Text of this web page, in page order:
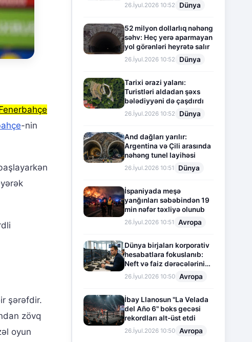
-nin
şərəfdir.
zövq
oyun
26.İyul.2026 10:52 Dünya
52 milyon dollarlıq nəhəng
səhv: Heç yerə aparmayan
yol görənləri heyrətə salır
26.İyul.2026 10:52 Dünya
Tarixi ərazi yalanı:
Turistləri aldadan şəxs
bələdiyyəni də çaşdırdı
26.İyul.2026 10:52 Dünya
And dağları yarılır:
Argentina və Çili arasında
nəhəng tunel layihəsi
26.İyul.2026 10:51 Dünya
İspaniyada meşə
yanğınları səbəbindən 19
min nəfər təxliyə olunub
26.İyul.2026 10:51 Avropa
Dünya birjaları korporativ
hesabatlara fokuslanıb:
Neft və faiz dərəcələrinin
təsiri altında cari vəziyyət
26.İyul.2026 10:50 Avropa
İbay Llanosun "La Velada
del Año 6" boks gecəsi
rekordları alt-üst etdi
26.İyul.2026 10:50 Avropa